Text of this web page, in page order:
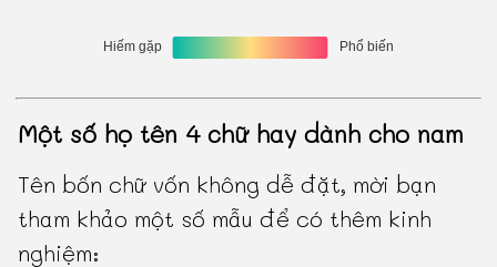
Một số họ tên 4 chữ hay dành cho nam
Tên bốn chữ vốn không dễ đặt, mời bạn
tham khảo một số mẫu để có thêm kinh
nghiệm: